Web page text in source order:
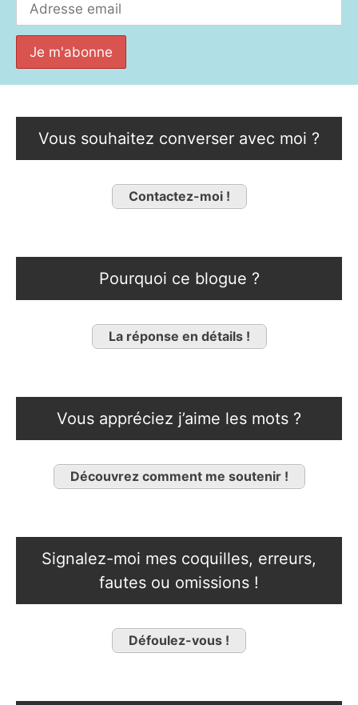
Vous souhaitez converser avec moi ?
Contactez-moi !
Pourquoi ce blogue ?
La réponse en détails !
Vous appréciez j’aime les mots ?
Découvrez comment me soutenir !
Signalez-moi mes coquilles, erreurs,
fautes ou omissions !
Défoulez-vous !